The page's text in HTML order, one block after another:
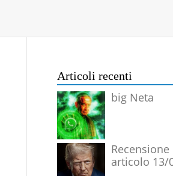
Articoli recenti
big Neta
Recensione
articolo 13/